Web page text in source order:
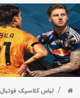
لباس کلاسیک فوتبال